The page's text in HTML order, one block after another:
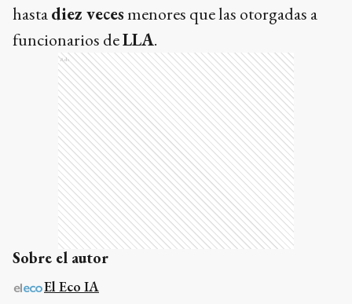
hastadiez vecesmenores que las otorgadas a
funcionarios deLLA.
Ads
Sobre el autor
El Eco IA